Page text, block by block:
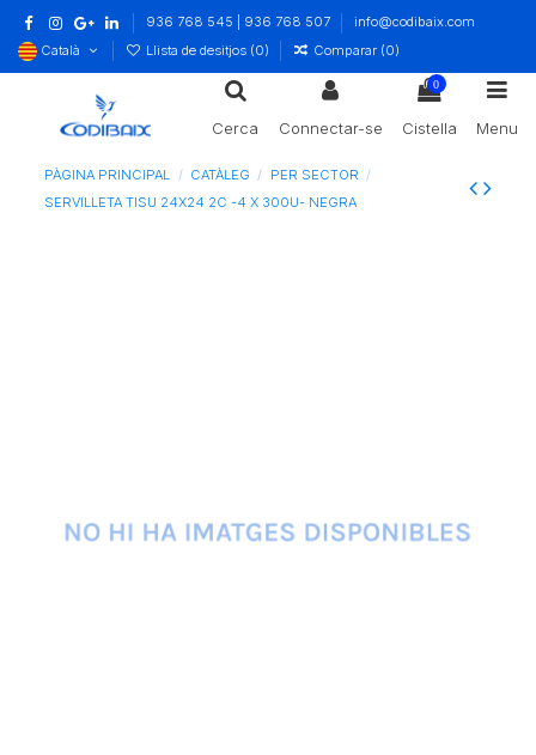
936 768 545 | 936 768 507
info@codibaix.com
Català
Llista de desitjos (0) Comparar (0)
Cerca Connectar-se
0
Cistella Menu
PÀGINA PRINCIPAL CATÀLEG
PER SECTOR
SERVILLETA TISU 24X24 2C -4 X 300U- NEGRA